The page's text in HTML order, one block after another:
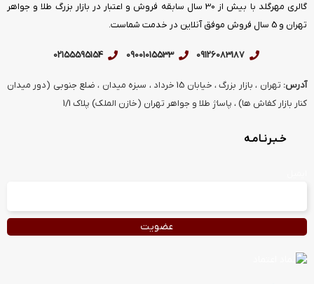
گالری مهرگلد با بیش از 30 سال سابقه فروش و اعتبار در بازار بزرگ طلا و جواهر
تهران و 5 سال فروش موفق آنلاین در خدمت شماست.
09126083187
09001015533
02155595154
آدرس:
تهران ، بازار بزرگ ، خیابان 15 خرداد ، سبزه میدان ، ضلع جنوبی (دور میدان
کنار بازار کفاش ها) ، پاساژ طلا و جواهر تهران (خازن الملک) پلاک 1/1
خـبـرنـامـه